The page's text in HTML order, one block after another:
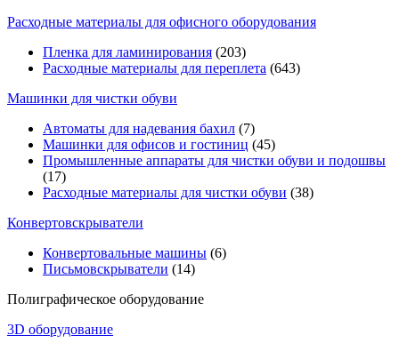
Расходные материалы для офисного оборудования
Пленка для ламинирования (203)
Расходные материалы для переплета (643)
Машинки для чистки обуви
Автоматы для надевания бахил (7)
Машинки для офисов и гостиниц (45)
Промышленные аппараты для чистки обуви и подошвы
(17)
Расходные материалы для чистки обуви (38)
Конвертовскрыватели
Конвертовальные машины (6)
Письмовскрыватели (14)
Полиграфическое оборудование
3D оборудование